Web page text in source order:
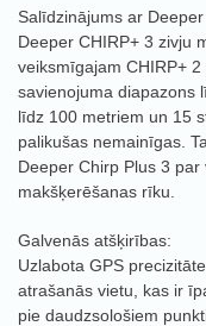
Salīdzinājums ar
Deeper CHIRP+ 3 zivju
veiksmīgajam CHIRP+
savienojuma diapazons
līdz 100 metriem un 15
palikušas nemainīgas.
Deeper Chirp Plus 3
makšķerēšanas rīku.
Galvenās atšķirības:
Uzlabota GPS
atrašanās vietu, kas ir
pie daudzsološiem